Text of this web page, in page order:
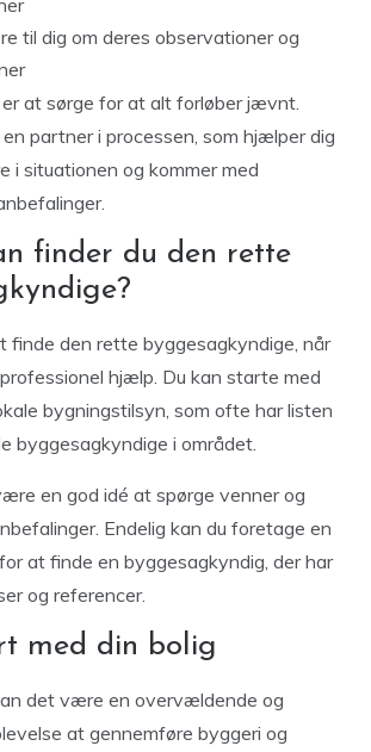
til dig om deres observationer og
at sørge for at alt forløber jævnt.
partner i processen, som hjælper dig
i situationen og kommer med
finder du den rette
finde den rette byggesagkyndige, når
hjælp. Du kan starte med
bygningstilsyn, som ofte har listen
byggesagkyndige i området.
en god idé at spørge venner og
Endelig kan du foretage en
at finde en byggesagkyndig, der har
og referencer.
med din bolig
det være en overvældende og
at gennemføre byggeri og